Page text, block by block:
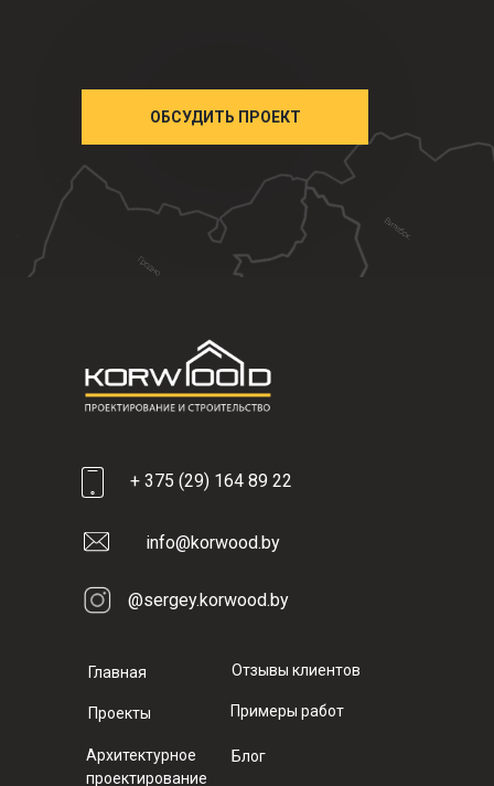
ОБСУДИТЬ ПРОЕКТ
Главная
Проекты
Отзывы клиентов
Примеры работ
+ 375 (29) 164 89 22
info@korwood.by
@sergey.korwood.by
Архитектурное
проектирование
Блог